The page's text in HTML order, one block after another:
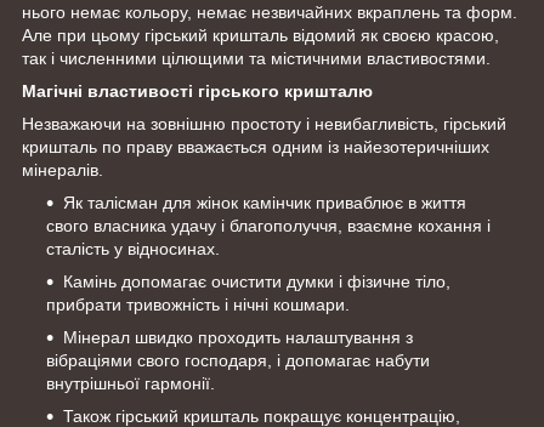
нього немає кольору, немає незвичайних вкраплень та форм.
Але при цьому гірський кришталь відомий як своєю красою,
так і численними цілющими та містичними властивостями.
Магічні властивості гірського кришталю
Незважаючи на зовнішню простоту і невибагливість, гірський
кришталь по праву вважається одним із найезотеричніших
мінералів.
Як талісман для жінок камінчик приваблює в життя
свого власника удачу і благополуччя, взаємне кохання і
сталість у відносинах.
Камінь допомагає очистити думки і фізичне тіло,
прибрати тривожність і нічні кошмари.
Мінерал швидко проходить налаштування з
вібраціями свого господаря, і допомагає набути
внутрішньої гармонії.
Також гірський кришталь покращує концентрацію,